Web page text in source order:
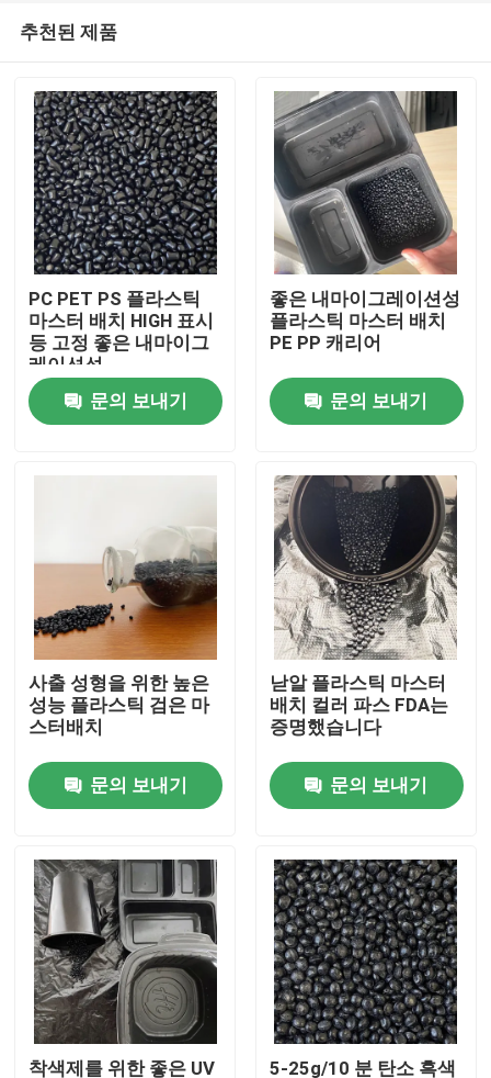
우리 에 관한 것
공장 투어
품질 관리
저희와 연락
인용 을 요청 하십시오
플라스틱 마스터 배치
플라스틱 미립자 원료
추천된 제품
PC PET PS 플라스틱
마스터 배치 HIGH 표시
등 고정 좋은 내마이그
레이션성
문의 보내기
좋은 내마이그레이션성
플라스틱 마스터 배치
PE PP 캐리어
문의 보내기
사출 성형을 위한 높은
성능 플라스틱 검은 마
스터배치
문의 보내기
낟알 플라스틱 마스터
배치 컬러 파스 FDA는
증명했습니다
문의 보내기
착색제를 위한 좋은 UV 5-25g/10 분 탄소 흑색